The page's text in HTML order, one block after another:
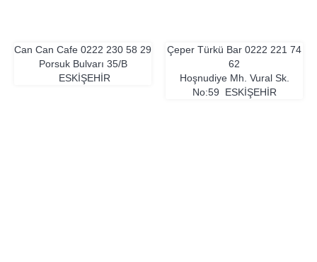
Can Can Cafe 0222 230 58 29
Porsuk Bulvarı 35/B
ESKIŞEHIR
Çeper Türkü Bar 0222 221 74
62
Hoşnudiye Mh. Vural Sk.
No:59 ESKIŞEHIR